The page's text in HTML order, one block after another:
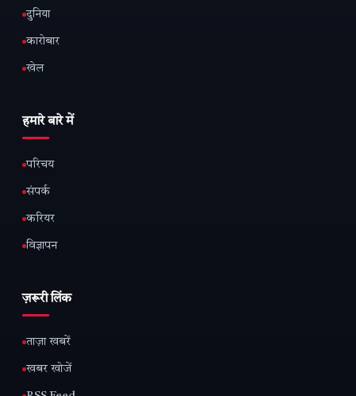
दुनिया
कारोबार
खेल
हमारे बारे में
परिचय
संपर्क
करियर
विज्ञापन
ज़रूरी लिंक
ताज़ा खबरें
खबर खोजें